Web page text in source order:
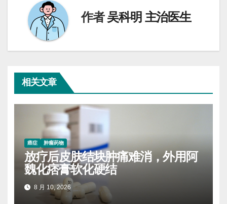
作者吴科明 主治医生
相关文章
癌症 肿瘤药物
放疗后皮肤结块肿痛难消，外用阿
魏化痞膏软化硬结
8 月 10, 2026